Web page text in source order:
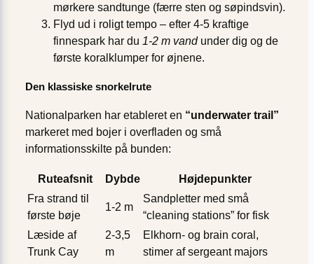
mørkere sandtunge (færre sten og søpindsvin).
Flyd ud i roligt tempo – efter 4-5 kraftige
finnespark har du 1-2 m vandunder dig og de
første koralklumper for øjnene.
Den klassiske snorkelrute
Nationalparken har etableret en “underwater trail”
markeret med bojer i overfladen og små
informationsskilte på bunden:
Ruteafsnit Dybde
Højdepunkter
Fra strand til
første bøje
1-2 m
Sandpletter med små
“cleaning stations” for fisk
Læside af
Trunk Cay
2-3,5
m
Elkhorn- og brain coral,
stimer af sergeant majors